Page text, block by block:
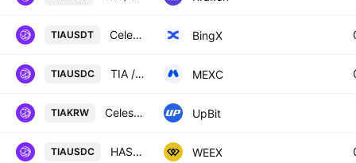
TIAUSDT Celestia/USD Tether Spot BingX
TIAUSDC TIA / USDC MEXC
TIAKRW Celestia / KRW UpBit
TIAUSDC HASHFLOW/USD COIN WEEX